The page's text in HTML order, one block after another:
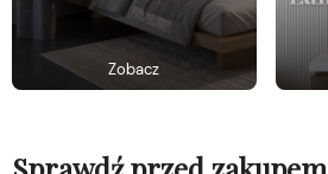
Zobacz